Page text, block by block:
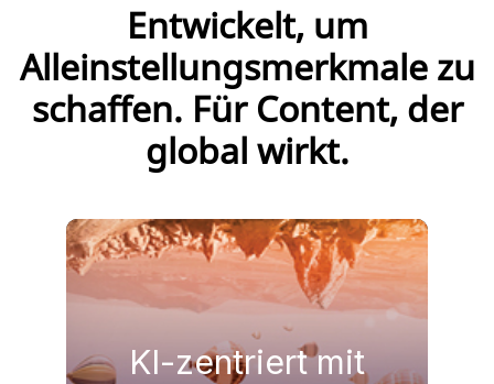
Entwickelt, um
Alleinstellungsmerkmale zu
schaffen. Für Content, der
global wirkt.
KI-zentriert mit
Märkte.
ERFAHREN SIE MEHR